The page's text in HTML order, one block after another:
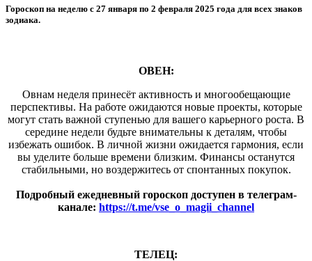
Гороскоп на неделю с 27 января по 2 февраля 2025 года для всех знаков
зодиака.
ОВЕН:
Овнам неделя принесёт активность и многообещающие
перспективы. На работе ожидаются новые проекты, которые
могут стать важной ступенью для вашего карьерного роста. В
середине недели будьте внимательны к деталям, чтобы
избежать ошибок. В личной жизни ожидается гармония, если
вы уделите больше времени близким. Финансы останутся
стабильными, но воздержитесь от спонтанных покупок.
Подробный ежедневный гороскоп доступен в телеграм-
канале: https://t.me/vse_o_magii_channel
ТЕЛЕЦ: